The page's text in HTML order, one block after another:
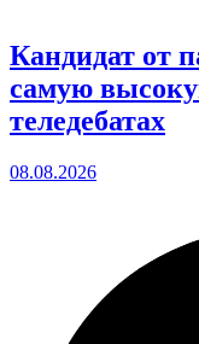
Кандидат от
самую
теледебатах
08.08.2026